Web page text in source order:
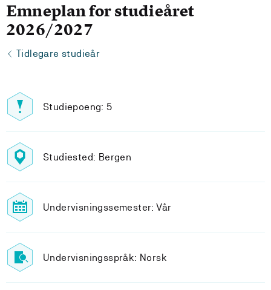
Emneplan for studieåret
2026/2027
Tidlegare studieår
Studiepoeng: 5
Studiested: Bergen
Undervisningssemester: Vår
Undervisningsspråk: Norsk